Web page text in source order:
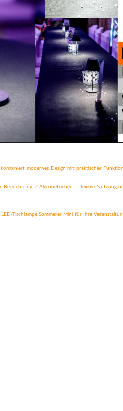
modernes Design mit praktischer
✅ Akkubetrieben – flexible Nutzung
Tischlampe Sommelier Mini für Ihre